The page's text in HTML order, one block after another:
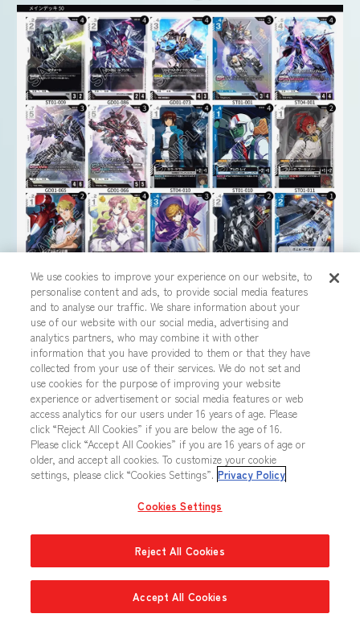
青白デッキ
Gブロック優勝
We use cookies to improve your experience on our website, to
personalise content and ads, to provide social media features
and to analyse our traffic. We share information about your
use of our website with our social media, advertising and
analytics partners, who may combine it with other
information that you have provided to them or that they have
collected from your use of their services. We do not set and
use cookies for the purpose of improving your website
experience or advertisement or social media features or web
access analytics for our users under 16 years of age. Please
click “Reject All Cookies” if you are below the age of 16.
Please click “Accept All Cookies” if you are 16 years of age or
older, and accept all cookies. To customize your cookie
settings, please click “Cookies Settings”. Privacy Policy
Cookies Settings
Reject All Cookies
Accept All Cookies